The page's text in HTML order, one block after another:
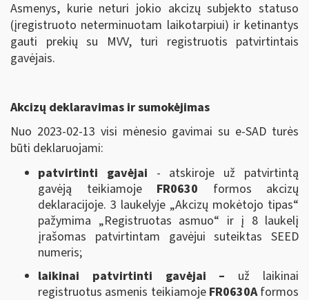
Asmenys, kurie neturi jokio akcizų subjekto statuso
(įregistruoto neterminuotam laikotarpiui) ir ketinantys
gauti prekių su MVV, turi registruotis patvirtintais
gavėjais.
Akcizų deklaravimas ir sumokėjimas
Nuo 2023-02-13 visi mėnesio gavimai su e-SAD turės
būti deklaruojami:
patvirtinti gavėjai - atskiroje už patvirtintą
gavėją teikiamoje FR0630 formos akcizų
deklaracijoje. 3 laukelyje „Akcizų mokėtojo tipas“
pažymima „Registruotas asmuo“ ir į 8 laukelį
įrašomas patvirtintam gavėjui suteiktas SEED
numeris;
laikinai patvirtinti gavėjai – už laikinai
registruotus asmenis teikiamojeFR0630Aformos